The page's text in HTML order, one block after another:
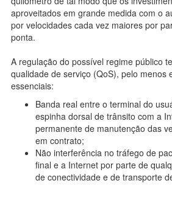
aproveitados em grande medida com o
por velocidades cada vez maiores por
ponta.
A regulação do possível regime público
qualidade de serviço (QoS), pelo menos
essenciais:
Banda real entre o terminal do
espinha dorsal de trânsito com a
permanente de manutenção das
em contrato;
Não interferência no tráfego de
final e a Internet por parte de
de conectividade e de transporte